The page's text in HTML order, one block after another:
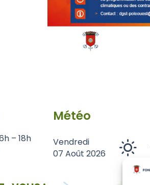
– 18h
Météo
Vendredi
07 Août 2026